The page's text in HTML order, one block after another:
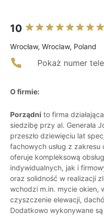
10
Wrocław, Wroclaw, Poland
Pokaż numer
O firmie:
Porządni to firma
siedzibę przy al. Generała
przeszło dziewięciu lat
fachowych usług z
oferuje kompleksową
indywidualnych, jak i
oraz solidność w realizacji
wchodzi m.in. mycie okien,
czyszczenie elewacji,
Dodatkowo wykonywane